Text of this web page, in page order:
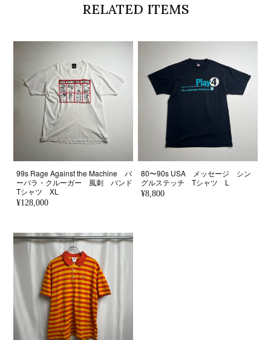
RELATED ITEMS
99s Rage Against the Machine バ
ーバラ・クルーガー 風刺 バンド
Tシャツ XL
¥128,000
80〜90s USA メッセージ シン
グルステッチ Tシャツ L
¥8,800